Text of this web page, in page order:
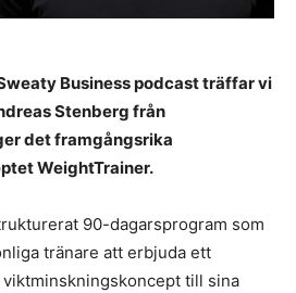
Business podcast träffar vi
Stenberg från
det framgångsrika
WeightTrainer.
90-dagarsprogram som
tränare att erbjuda ett
till sina